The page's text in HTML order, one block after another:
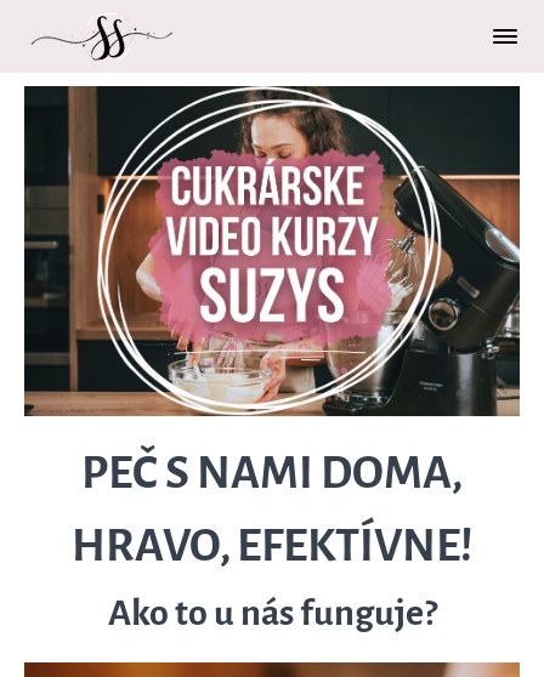
PEČ S NAMI DOMA,
HRAVO, EFEKTÍVNE!
Ako to u nás funguje?